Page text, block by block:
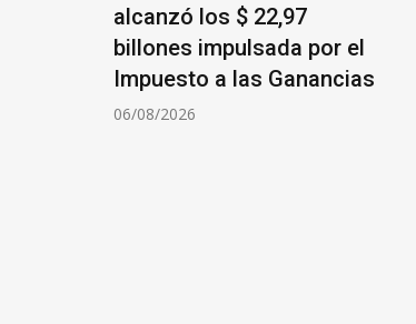
alcanzó los $ 22,97
billones impulsada por el
Impuesto a las Ganancias
06/08/2026